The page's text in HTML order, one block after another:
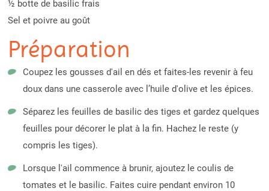
½ botte de basilic frais
Sel et poivre au goût
Préparation
Coupez les gousses d'ail en dés et faites-les revenir à feu
doux dans une casserole avec l’huile d'olive et les épices.
Séparez les feuilles de basilic des tiges et gardez quelques
feuilles pour décorer le plat à la fin. Hachez le reste (y
compris les tiges).
Lorsque l'ail commence à brunir, ajoutez le coulis de
tomates et le basilic. Faites cuire pendant environ 10